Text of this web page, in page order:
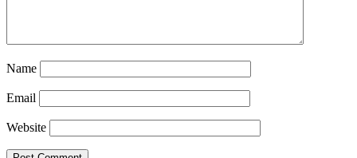
Name
Email
Website